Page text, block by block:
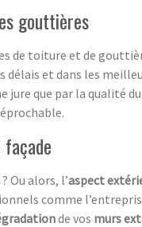
gouttières
de toiture et de
délais et dans les
jure que par la qualité
Ou alors, l’aspect
comme
de vos murs